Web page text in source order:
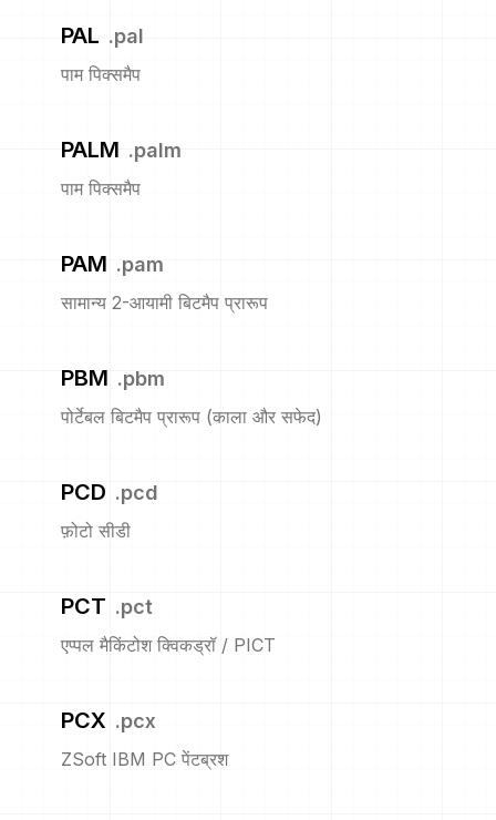
PAL .pal
पाम पिक्समैप
PALM .palm
पाम पिक्समैप
PAM .pam
सामान्य 2-आयामी बिटमैप प्रारूप
PBM .pbm
पोर्टेबल बिटमैप प्रारूप (काला और सफेद)
PCD .pcd
फ़ोटो सीडी
PCT .pct
एप्पल मैकिंटोश क्विकड्रॉ / PICT
PCX .pcx
ZSoft IBM PC पेंटब्रश